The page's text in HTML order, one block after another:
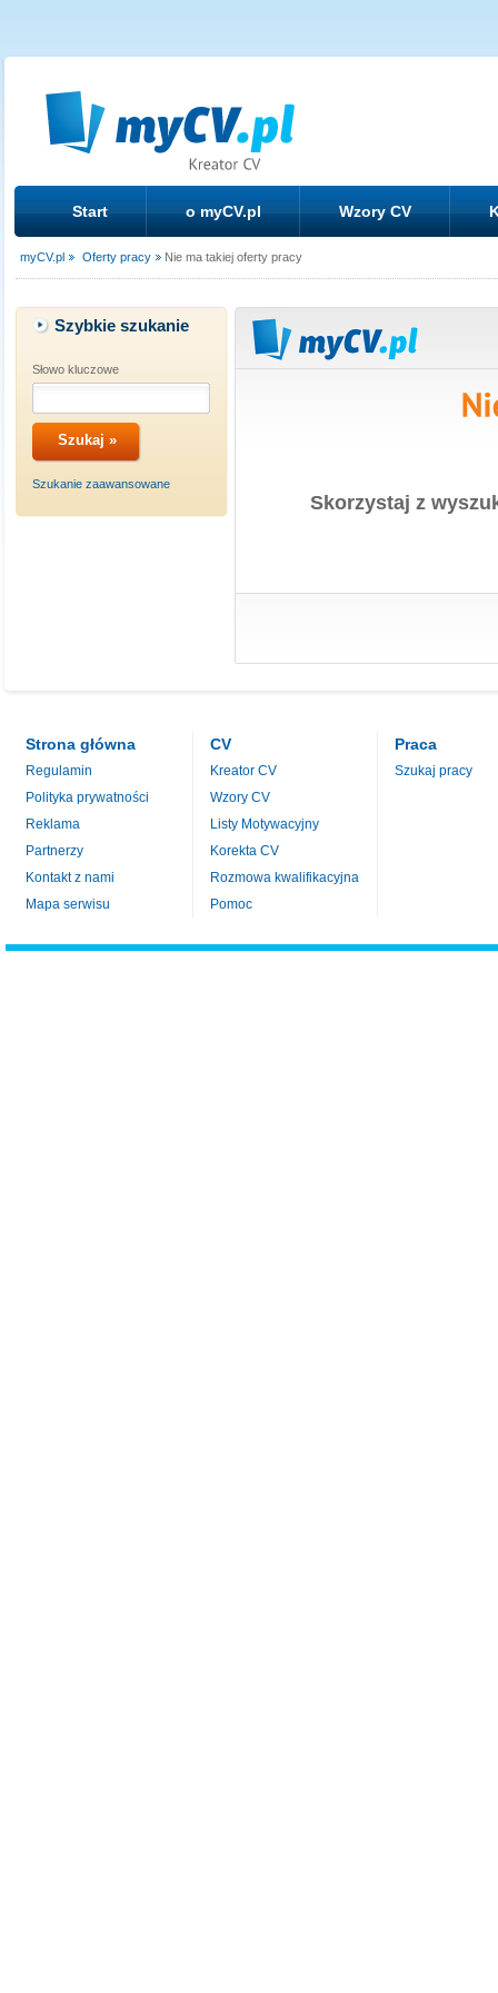
Start o myCV.pl Wzory CV
myCV.pl Oferty pracy Nie ma takiej oferty pracy
Szybkie szukanie
Słowo kluczowe
Szukanie zaawansowane
Skorzystaj z
Strona główna
Regulamin
Polityka prywatności
Reklama
Partnerzy
Kontakt z nami
Mapa serwisu
CV
Kreator CV
Wzory CV
Listy Motywacyjny
Korekta CV
Rozmowa kwalifikacyjna
Pomoc
Praca
Szukaj pracy